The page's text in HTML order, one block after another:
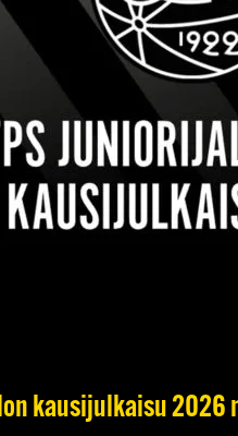
kausijulkaisu 2026